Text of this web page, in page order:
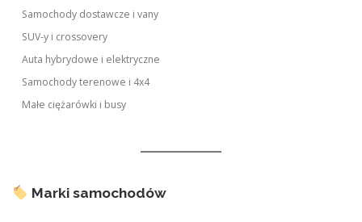
Samochody dostawcze i vany
SUV-y i crossovery
Auta hybrydowe i elektryczne
Samochody terenowe i 4x4
Małe ciężarówki i busy
Marki samochodów